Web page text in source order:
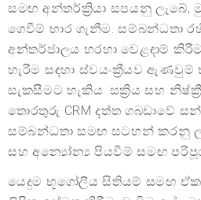
සමඟ අන්තර්ක්‍රියා සපයනු
ගෙවීම් භාර ගැනීම. සම්බන්ධතා
අන්තර්ජාලය හරහා වෙළඳාම්
හැරීම සඳහා ස්වයංක්‍රීයව ඇණවුම්
සැකසීමට හැකිය. සක්‍රිය සහ
තොරතුරු CRM දත්ත ගබඩාවේ
සම්බන්ධතා සමඟ සටහන් කරනු
සහ අන්‍යෝන්‍ය පියවීම් සමඟ
යෙදුම භූගෝලීය සිතියම් සමඟ